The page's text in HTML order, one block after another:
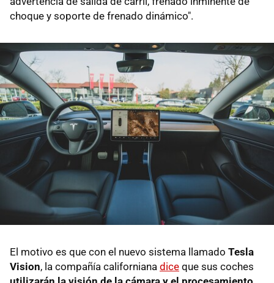
choque y soporte de frenado dinámico".
El motivo es que con el nuevo sistema llamado Tesla
Vision, la compañía californiana dice que sus coches